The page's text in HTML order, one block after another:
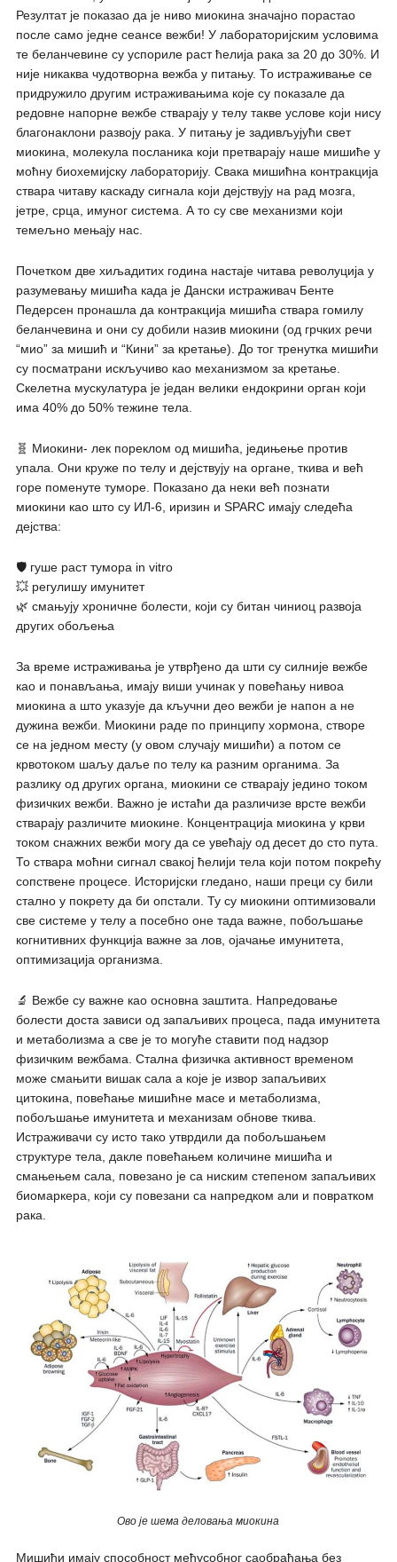
Резултат је показао да је ниво миокина значајно порастао
после само једне сеансе вежби! У лабораторијским условима
те беланчевине су успориле раст ћелија рака за 20 до 30%. И
није никаква чудотворна вежба у питању. То истраживање се
придружило другим истраживањима које су показале да
редовне напорне вежбе стварају у телу такве услове који нису
благонаклони развоју рака. У питању је задивљујући свет
миокина, молекула посланика који претварају наше мишиће у
моћну биохемијску лабораторију. Свака мишићна контракција
ствара читаву каскаду сигнала који дејствују на рад мозга,
јетре, срца, имуног система. А то су све механизми који
темељно мењају нас.
Почетком две хиљадитих година настаје читава револуција у
разумевању мишића када је Дански истраживач Бенте
Педерсен пронашла да контракција мишића ствара гомилу
беланчевина и они су добили назив миокини (од грчких речи
“мио” за мишић и “Кини” за кретање). До тог тренутка мишићи
су посматрани искључиво као механизмом за кретање.
Скелетна мускулатура је један велики ендокрини орган који
има 40% до 50% тежине тела.
🧬 Миокини- лек пореклом од мишића, једињење против
упала. Они круже по телу и дејствују на органе, ткива и већ
горе поменуте туморе. Показано да неки већ познати
миокини као што су ИЛ-6, иризин и SPARC имају следећа
дејства:
🛡 гуше раст тумора in vitro
💥 регулишу имунитет
🌿 смањују хроничне болести, који су битан чиниоц развоја
других обољења
За време истраживања је утврђено да шти су силније вежбе
као и понављања, имају виши учинак у повећању нивоа
миокина а што указује да кључни део вежби је напон а не
дужина вежби. Миокини раде по принципу хормона, створе
се на једном месту (у овом случају мишићи) а потом се
крвотоком шаљу даље по телу ка разним органима. За
разлику од других органа, миокини се стварају једино током
физичких вежби. Важно је истаћи да различизе врсте вежби
стварају различите миокине. Концентрација миокина у крви
током снажних вежби могу да се увећају од десет до сто пута.
То ствара моћни сигнал свакој ћелији тела који потом покрећу
сопствене процесе. Историјски гледано, наши преци су били
стално у покрету да би опстали. Ту су миокини оптимизовали
све системе у телу а посебно оне тада важне, побољшање
когнитивних функција важне за лов, ојачање имунитета,
оптимизација организма.
🔬 Вежбе су важне као основна заштита. Напредовање
болести доста зависи од запаљивих процеса, пада имунитета
и метаболизма а све је то могуће ставити под надзор
физичким вежбама. Стална физичка активност временом
може смањити вишак сала а које је извор запаљивих
цитокина, повећање мишићне масе и метаболизма,
побољшање имунитета и механизам обнове ткива.
Истраживачи су исто тако утврдили да побољшањем
структуре тела, дакле повећањем количине мишића и
смањењем сала, повезано је са ниским степеном запаљивих
биомаркера, који су повезани са напредком али и повратком
рака.
Ово је шема деловања миокина
Мишићи имају способност међусобног саобраћања без